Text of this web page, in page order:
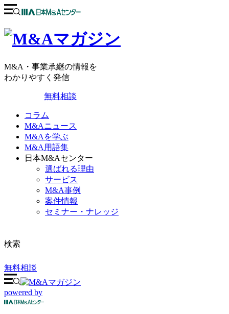
M&A・事業承継の情報を
わかりやすく発信
無料相談
コラム
M&Aニュース
M&Aを学ぶ
M&A用語集
日本M&Aセンター
選ばれる理由
サービス
M&A事例
案件情報
セミナー・ナレッジ
検索
無料相談
powered by